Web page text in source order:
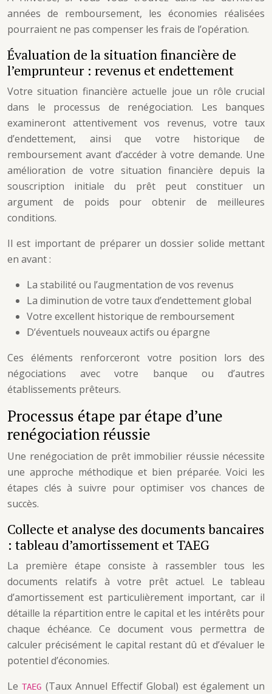
années de remboursement, les économies réalisées
pourraient ne pas compenser les frais de l’opération.
Évaluation de la situation financière de
l’emprunteur : revenus et endettement
Votre situation financière actuelle joue un rôle crucial
dans le processus de renégociation. Les banques
examineront attentivement vos revenus, votre taux
d’endettement, ainsi que votre historique de
remboursement avant d’accéder à votre demande. Une
amélioration de votre situation financière depuis la
souscription initiale du prêt peut constituer un
argument de poids pour obtenir de meilleures
conditions.
Il est important de préparer un dossier solide mettant
en avant :
La stabilité ou l’augmentation de vos revenus
La diminution de votre taux d’endettement global
Votre excellent historique de remboursement
D’éventuels nouveaux actifs ou épargne
Ces éléments renforceront votre position lors des
négociations avec votre banque ou d’autres
établissements prêteurs.
Processus étape par étape d’une
renégociation réussie
Une renégociation de prêt immobilier réussie nécessite
une approche méthodique et bien préparée. Voici les
étapes clés à suivre pour optimiser vos chances de
succès.
Collecte et analyse des documents bancaires
: tableau d’amortissement et TAEG
La première étape consiste à rassembler tous les
documents relatifs à votre prêt actuel. Le tableau
d’amortissement est particulièrement important, car il
détaille la répartition entre le capital et les intérêts pour
chaque échéance. Ce document vous permettra de
calculer précisément le capital restant dû et d’évaluer le
potentiel d’économies.
LeTAEG (Taux Annuel Effectif Global) est également un